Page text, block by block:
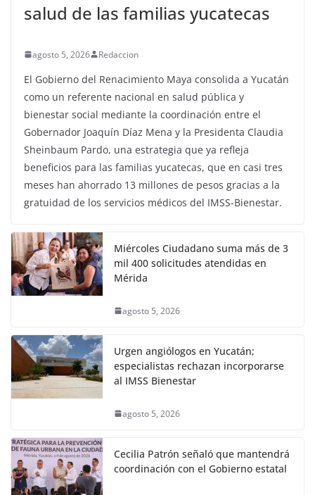
salud de las familias yucatecas
agosto 5, 2026 Redaccion
El Gobierno del Renacimiento Maya consolida a Yucatán
como un referente nacional en salud pública y
bienestar social mediante la coordinación entre el
Gobernador Joaquín Díaz Mena y la Presidenta Claudia
Sheinbaum Pardo, una estrategia que ya refleja
beneficios para las familias yucatecas, que en casi tres
meses han ahorrado 13 millones de pesos gracias a la
gratuidad de los servicios médicos del IMSS-Bienestar.
Miércoles Ciudadano suma más de 3
mil 400 solicitudes atendidas en
Mérida
agosto 5, 2026
Urgen angiólogos en Yucatán;
especialistas rechazan incorporarse
al IMSS Bienestar
agosto 5, 2026
Cecilia Patrón señaló que mantendrá
coordinación con el Gobierno estatal